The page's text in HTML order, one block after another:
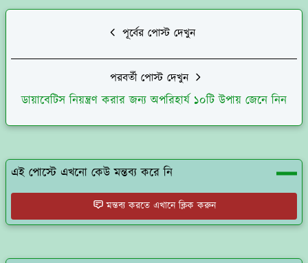
পূর্বের পোস্ট দেখুন
পরবর্তী পোস্ট দেখুন
ডায়াবেটিস নিয়ন্ত্রণ করার জন্য অপরিহার্য ১০টি উপায় জেনে নিন
এই পোস্টে এখনো কেউ মন্তব্য করে নি
মন্তব্য করতে এখানে ক্লিক করুন